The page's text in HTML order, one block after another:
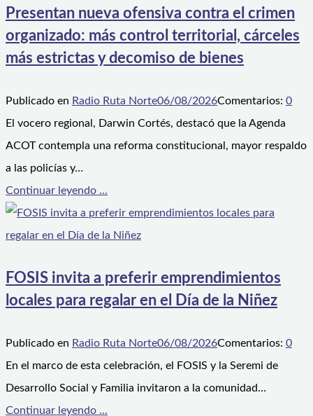
Presentan nueva ofensiva contra el crimen
organizado: más control territorial, cárceles
más estrictas y decomiso de bienes
Publicado en Radio Ruta Norte06/08/2026Comentarios: 0
El vocero regional, Darwin Cortés, destacó que la Agenda
ACOT contempla una reforma constitucional, mayor respaldo
a las policías y…
Continuar leyendo ...
FOSIS invita a preferir emprendimientos
locales para regalar en el Día de la Niñez
Publicado en Radio Ruta Norte06/08/2026Comentarios: 0
En el marco de esta celebración, el FOSIS y la Seremi de
Desarrollo Social y Familia invitaron a la comunidad…
Continuar leyendo ...